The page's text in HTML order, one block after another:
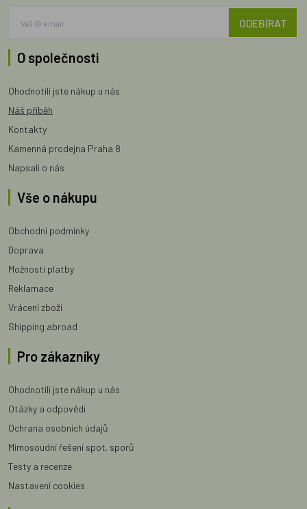
ODEBÍRAT
O společnosti
Ohodnotili jste nákup u nás
Náš příběh
Kontakty
Kamenná prodejna Praha 8
Napsali o nás
Vše o nákupu
Obchodní podmínky
Doprava
Možnosti platby
Reklamace
Vrácení zboží
Shipping abroad
Pro zákazníky
Ohodnotili jste nákup u nás
Otázky a odpovědi
Ochrana osobních údajů
Mimosoudní řešení spot. sporů
Testy a recenze
Nastavení cookies